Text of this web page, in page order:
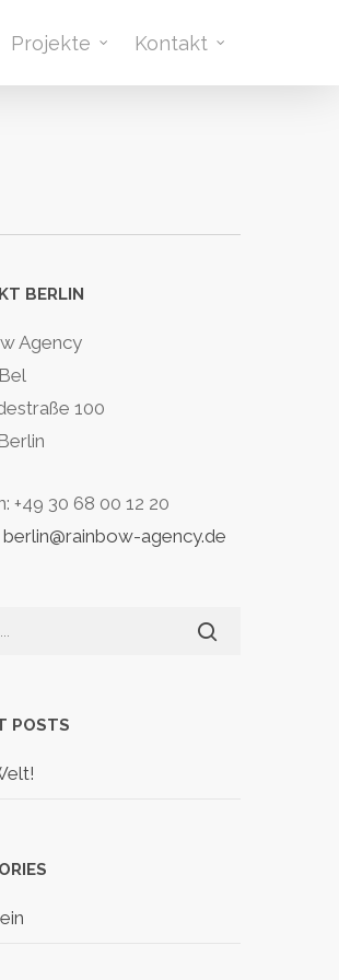
Projekte Kontakt
BERLIN
Agency
100
+49 30 68 00 12 20
berlin@rainbow-agency.de
POSTS